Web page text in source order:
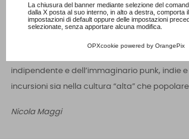
La chiusura del banner mediante selezione del
dalla X posta al suo interno, in alto a destra, comporta
impostazioni di default oppure delle impostazioni
selezionate, senza apportare alcuna modifica.
OPXcookie powered by OrangePix
ruota attorno a tre temi fondamentali:
amore e memoria personale, che sviluppa
indipendente e dell’immaginario punk, indie
incursioni sia nella cultura “alta” che
Nicola Maggi